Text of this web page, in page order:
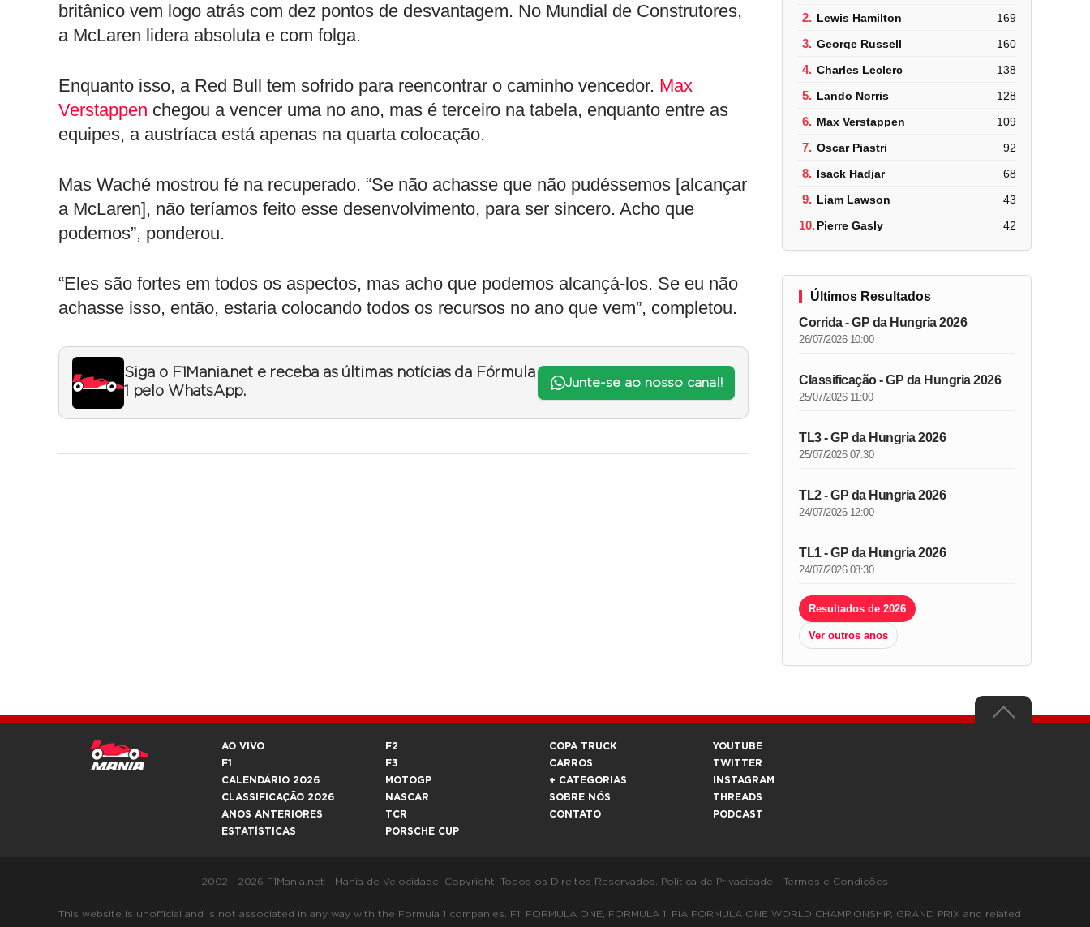
britânico vem logo atrás com dez pontos de desvantagem. No Mundial de Construtores,
a McLaren lidera absoluta e com folga.
Enquanto isso, a Red Bull tem sofrido para reencontrar o caminho vencedor. Max
Verstappen chegou a vencer uma no ano, mas é terceiro na tabela, enquanto entre as
equipes, a austríaca está apenas na quarta colocação.
Mas Waché mostrou fé na recuperado. “Se não achasse que não pudéssemos [alcançar
a McLaren], não teríamos feito esse desenvolvimento, para ser sincero. Acho que
podemos”, ponderou.
“Eles são fortes em todos os aspectos, mas acho que podemos alcançá-los. Se eu não
achasse isso, então, estaria colocando todos os recursos no ano que vem”, completou.
Siga o F1Mania.net e receba as últimas notícias da Fórmula
1 pelo WhatsApp.
Junte-se ao nosso canal!
2. Lewis Hamilton 169
3. George Russell 160
4. Charles Leclerc 138
5. Lando Norris 128
6. Max Verstappen 109
7. Oscar Piastri 92
8. Isack Hadjar 68
9. Liam Lawson 43
10.Pierre Gasly 42
Últimos Resultados
Corrida - GP da Hungria 2026
26/07/2026 10:00
Classificação - GP da Hungria 2026
25/07/2026 11:00
TL3 - GP da Hungria 2026
25/07/2026 07:30
TL2 - GP da Hungria 2026
24/07/2026 12:00
TL1 - GP da Hungria 2026
24/07/2026 08:30
Resultados de 2026
Ver outros anos
AO VIVO
F1
CALENDÁRIO 2026
CLASSIFICAÇÃO 2026
ANOS ANTERIORES
ESTATÍSTICAS
F2
F3
MOTOGP
NASCAR
TCR
PORSCHE CUP
COPA TRUCK
CARROS
+ CATEGORIAS
SOBRE NÓS
CONTATO
YOUTUBE
TWITTER
INSTAGRAM
THREADS
PODCAST
2002 - 2026 F1Mania.net - Mania de Velocidade. Copyright. Todos os Direitos Reservados. Política de Privacidade - Termos e Condições
This website is unofficial and is not associated in any way with the Formula 1 companies. F1, FORMULA ONE, FORMULA 1, FIA FORMULA ONE WORLD CHAMPIONSHIP, GRAND PRIX and related